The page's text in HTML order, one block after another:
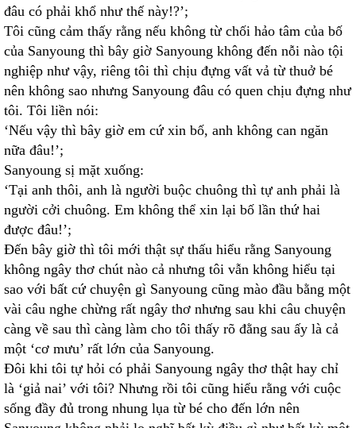
đâu có phải khổ như thế này!?’;
Tôi cũng cảm thấy rằng nếu không từ chối hảo tâm của bố
của Sanyoung thì bây giờ Sanyoung không đến nỗi nào tội
nghiệp như vậy, riêng tôi thì chịu đựng vất vả từ thuở bé
nên không sao nhưng Sanyoung đâu có quen chịu đựng như
tôi. Tôi liền nói:
‘Nếu vậy thì bây giờ em cứ xin bố, anh không can ngăn
nữa đâu!’;
Sanyoung sị mặt xuống:
‘Tại anh thôi, anh là người buộc chuông thì tự anh phải là
người cởi chuông. Em không thể xin lại bố lần thứ hai
được đâu!’;
Đến bây giờ thì tôi mới thật sự thấu hiểu rằng Sanyoung
không ngây thơ chút nào cả nhưng tôi vẫn không hiểu tại
sao với bất cứ chuyện gì Sanyoung cũng mào đầu bằng một
vài câu nghe chừng rất ngây thơ nhưng sau khi câu chuyện
càng về sau thì càng làm cho tôi thấy rõ đằng sau ấy là cả
một ‘cơ mưu’ rất lớn của Sanyoung.
Đôi khi tôi tự hỏi có phải Sanyoung ngây thơ thật hay chỉ
là ‘giả nai’ với tôi? Nhưng rồi tôi cũng hiểu rằng với cuộc
sống đầy đủ trong nhung lụa từ bé cho đến lớn nên